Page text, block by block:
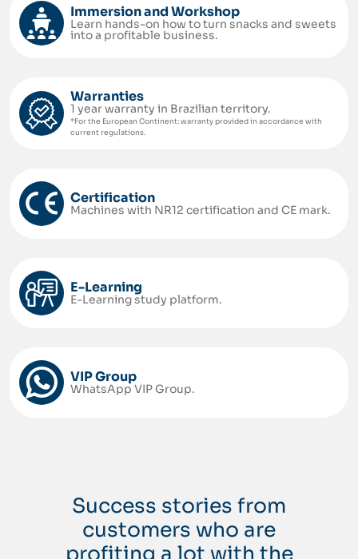
Immersion and Workshop
Learn hands-on how to turn snacks and sweets
into a profitable business.
Warranties
1 year warranty in Brazilian territory.
*For the European Continent: warranty provided in accordance with
current regulations.
Certification
Machines with NR12 certification and CE mark.
E-Learning
E-Learning study platform.
VIP Group
WhatsApp VIP Group.
Success stories from
customers who are
profiting a lot with the